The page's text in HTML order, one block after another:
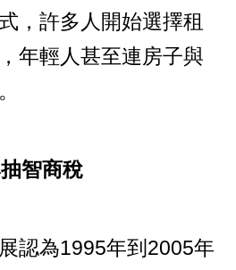
，許多人開始選擇租
年輕人甚至連房子與
智商稅
認為1995年到2005年